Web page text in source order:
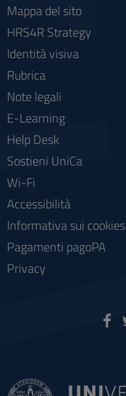
Mappa del sito
HRS4R Strategy
Identità visiva
Rubrica
Note legali
E-Learning
Help Desk
Sostieni UniCa
Wi-Fi
Accessibilità
Informativa sui cookies
Pagamenti pagoPA
Privacy